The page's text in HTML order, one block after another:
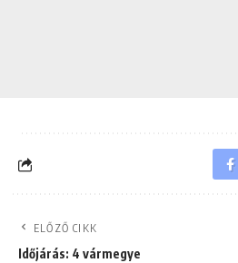
ELŐZŐ CIKK
Időjárás: 4 vármegye